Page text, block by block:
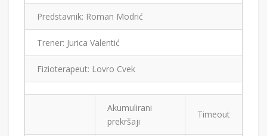
Predstavnik: Roman Modrić
Trener: Jurica Valentić
Fizioterapeut: Lovro Cvek
Akumulirani
prekršaji
Timeout